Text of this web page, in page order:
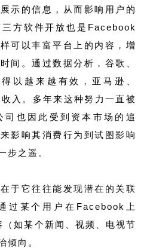
示的信息，从而影响用户的
方软件开放也是Facebook
可以丰富平台上的内容，增
间。通过数据分析，谷歌、
以越来越有效，亚马逊、
入。多年来这种努力一直被
司也因此受到资本市场的追
影响其消费行为到试图影响
步之遥。
于它往往能发现潜在的关联
过某个用户在Facebook上
（如某个新闻、视频、电视节
倾向。